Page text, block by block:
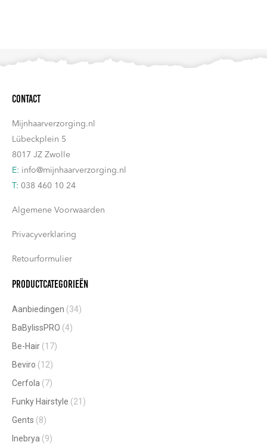
Contact
Mijnhaarverzorging.nl
Lübeckplein 5
8017 JZ Zwolle
E: info@mijnhaarverzorging.nl
T: 038 460 10 24
Algemene Voorwaarden
Privacyverklaring
Retourformulier
Productcategorieën
Aanbiedingen (34)
BaBylissPRO (4)
Be-Hair (17)
Beviro (12)
Cerfola (7)
Funky Hairstyle (21)
Gents (8)
Inebrya (9)